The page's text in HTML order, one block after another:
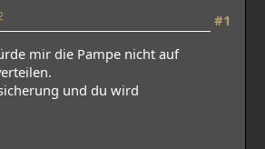
#1
mir die Pampe nicht auf
und du wird